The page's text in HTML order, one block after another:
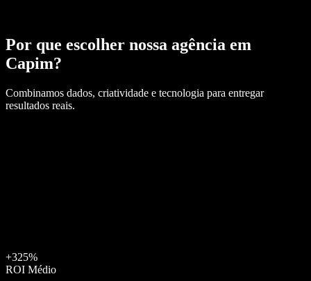
Por que escolher nossa agência em
Capim?
Combinamos dados, criatividade e tecnologia para entregar
resultados reais.
+325%
ROI Médio